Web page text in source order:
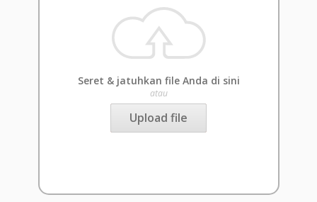
Seret & jatuhkan file Anda di sini
atau
Upload file